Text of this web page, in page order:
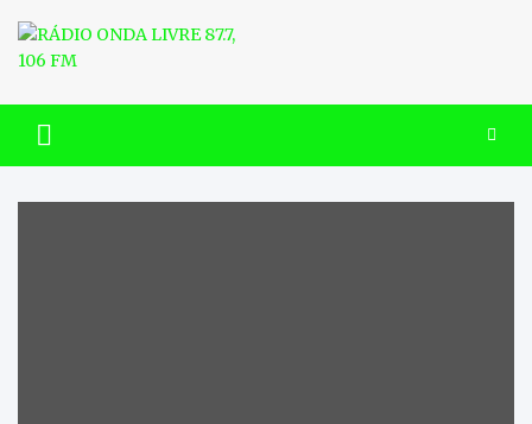
content
RÁDIO ONDA LIVRE 87.7, 106
FM